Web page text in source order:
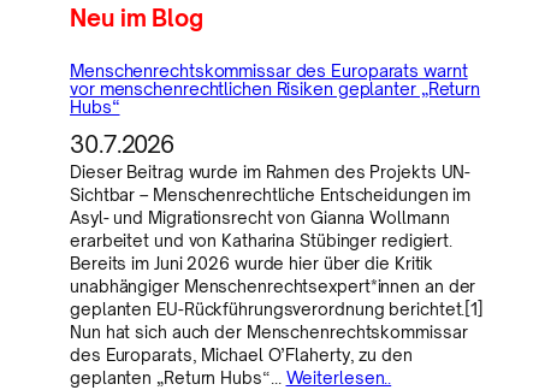
Neu im Blog
Menschenrechtskommissar des Europarats warnt
vor menschenrechtlichen Risiken geplanter „Return
Hubs“
30.7.2026
Dieser Beitrag wurde im Rahmen des Projekts UN-
Sichtbar – Menschenrechtliche Entscheidungen im
Asyl- und Migrationsrecht von Gianna Wollmann
erarbeitet und von Katharina Stübinger redigiert.
Bereits im Juni 2026 wurde hier über die Kritik
unabhängiger Menschenrechtsexpert*innen an der
geplanten EU-Rückführungsverordnung berichtet.[1]
Nun hat sich auch der Menschenrechtskommissar
des Europarats, Michael O’Flaherty, zu den
geplanten „Return Hubs“… Weiterlesen..